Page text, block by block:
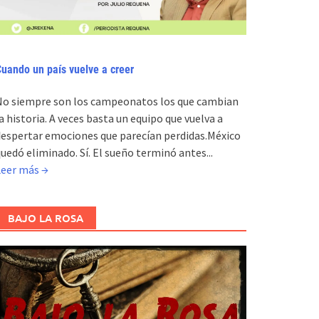
un país vuelve a creer
siempre son los campeonatos los que cambian
historia. A veces basta un equipo que vuelva a
emociones que parecían perdidas.México
eliminado. Sí. El sueño terminó antes...
más →
BAJO LA ROSA